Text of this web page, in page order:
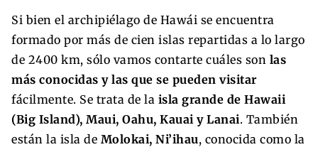
Si bien el archipiélago de Hawái se encuentra
formado por más de cien islas repartidas a lo largo
de 2400 km, sólo vamos contarte cuáles son las
más conocidas y las que se pueden visitar
fácilmente. Se trata de la isla grande de Hawaii
(Big Island), Maui, Oahu, Kauai y Lanai. También
están la isla de Molokai, Ni’ihau, conocida como la